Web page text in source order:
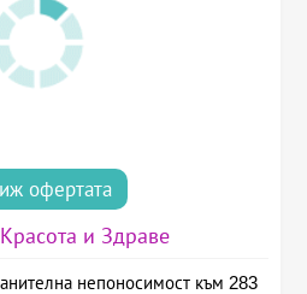
офертата
Красота и Здраве
непоносимост към 283